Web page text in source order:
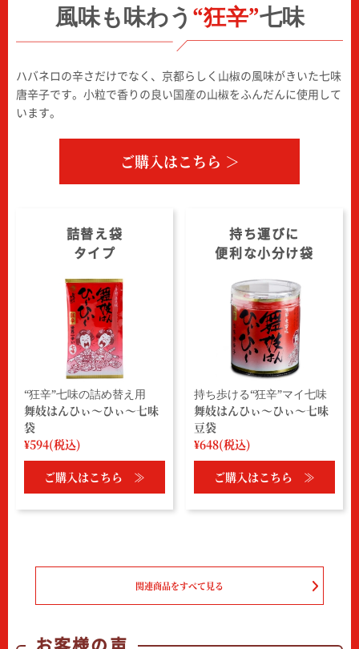
風味も味わう “狂辛”七味
ハバネロの辛さだけでなく、京都らしく山椒の風味がきいた七味
唐辛子です。小粒で香りの良い国産の山椒をふんだんに使用して
います。
ご購入はこちら ＞
詰替え袋
タイプ
“狂辛”七味の詰め替え用
舞妓はんひぃ～ひぃ～七味
袋
¥594(税込)
ご購入はこちら ≫
持ち運びに
便利な小分け袋
持ち歩ける“狂辛”マイ七味
舞妓はんひぃ～ひぃ～七味
豆袋
¥648(税込)
ご購入はこちら ≫
関連商品をすべて見る
お客様の声